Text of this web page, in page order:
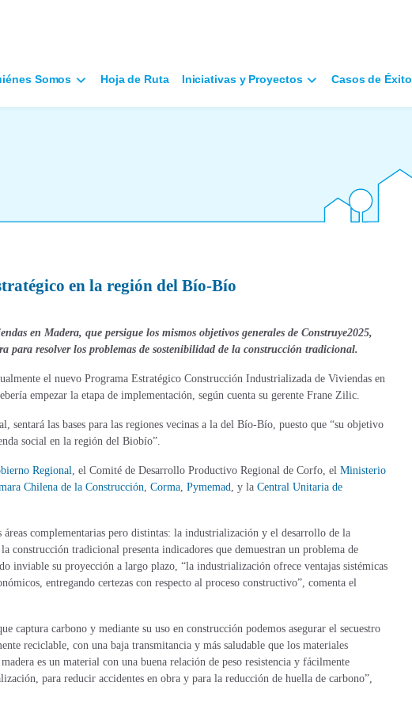
Somos Hoja de Ruta Iniciativas y Proyectos Casos de Éxito
en la región del Bío-Bío
en Madera, que persigue los mismos objetivos generales de Construye2025,
para resolver los problemas de sostenibilidad de la construcción tradicional.
el nuevo Programa Estratégico Construcción Industrializada de Viviendas en
empezar la etapa de implementación, según cuenta su gerente Frane Zilic.
sentará las bases para las regiones vecinas a la del Bío-Bío, puesto que “su objetivo
social en la región del Biobío”.
Regional, el Comité de Desarrollo Productivo Regional de Corfo, el Ministerio
Chilena de la Construcción, Corma, Pymemad, y la Central Unitaria de
complementarias pero distintas: la industrialización y el desarrollo de la
construcción tradicional presenta indicadores que demuestran un problema de
inviable su proyección a largo plazo, “la industrialización ofrece ventajas sistémicas
entregando certezas con respecto al proceso constructivo”, comenta el
captura carbono y mediante su uso en construcción podemos asegurar el secuestro
reciclable, con una baja transmitancia y más saludable que los materiales
es un material con una buena relación de peso resistencia y fácilmente
para reducir accidentes en obra y para la reducción de huella de carbono”,